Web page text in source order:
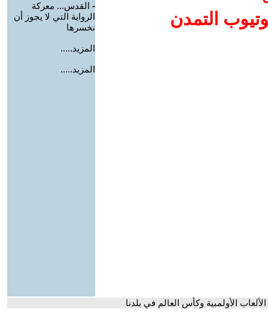
التمدن
- القدس... معركة
الرواية التي لا يجوز أن
نخسرها
المزيد.....
المزيد.....
الأولمبية وكأس العالم في بلدنا